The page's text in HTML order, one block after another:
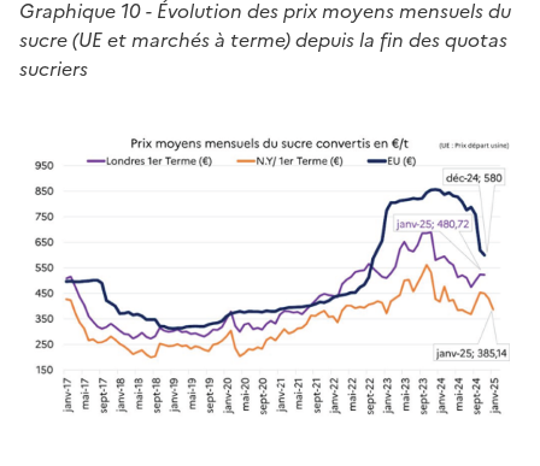
Graphique 10 - Évolution des prix moyens mensuels du
sucre (UE et marchés à terme) depuis la fin des quotas
sucriers